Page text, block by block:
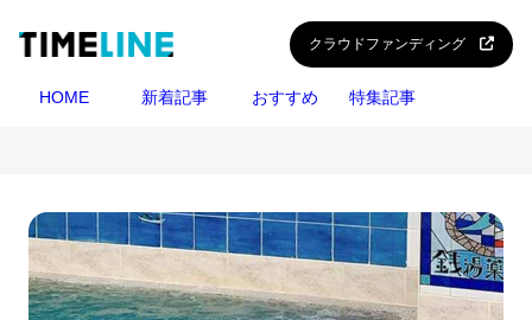
クラウドファンディング
HOME 新着記事 おすすめ 特集記事